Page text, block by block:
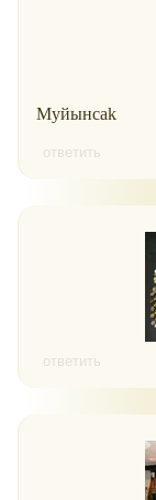
Муйынсаk
ответить
ответить